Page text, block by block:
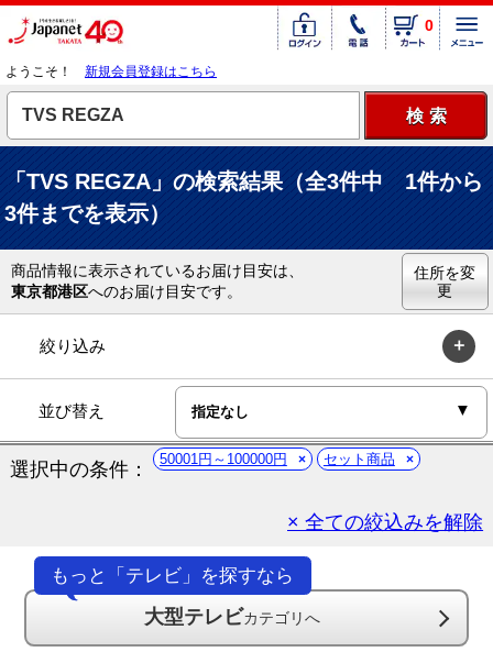
0
ようこそ！ 新規会員登録はこちら
「TVS REGZA」の検索結果（全3件中 1件から
3件までを表示）
商品情報に表示されているお届け目安は、
東京都港区へのお届け目安です。
住所を変
更
絞り込み
並び替え
選択中の条件： 50001円～100000円 セット商品
× 全ての絞込みを解除
もっと「テレビ」を探すなら
大型テレビカテゴリへ